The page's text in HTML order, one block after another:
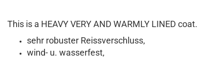
This is a HEAVY VERY AND WARMLY LINED coat.
sehr robuster Reissverschluss,
wind- u. wasserfest,